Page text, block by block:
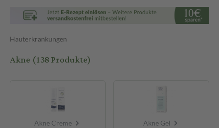
Hauterkrankungen
Akne (138 Produkte)
Akne Creme Akne Gel